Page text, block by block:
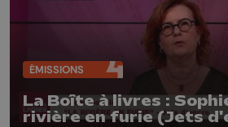
ÉMISSIONS
La Boîte à livres :
rivière en furie (Jets